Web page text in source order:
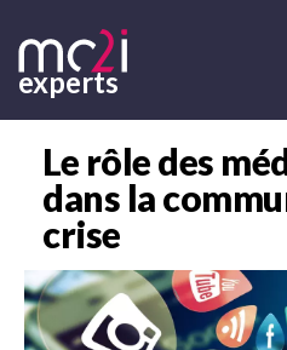
principal
experts
Contenu
principalLe rôle des
dans la
crise
Image